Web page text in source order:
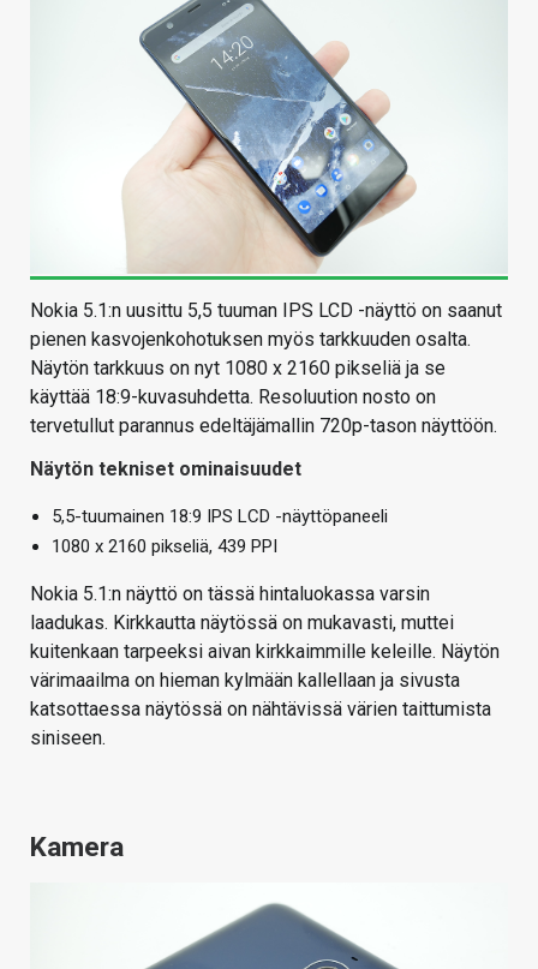
Nokia 5.1:n uusittu 5,5 tuuman IPS LCD -näyttö on saanut
pienen kasvojenkohotuksen myös tarkkuuden osalta.
Näytön tarkkuus on nyt 1080 x 2160 pikseliä ja se
käyttää 18:9-kuvasuhdetta. Resoluution nosto on
tervetullut parannus edeltäjämallin 720p-tason näyttöön.
Näytön tekniset ominaisuudet
5,5-tuumainen 18:9 IPS LCD -näyttöpaneeli
1080 x 2160 pikseliä, 439 PPI
Nokia 5.1:n näyttö on tässä hintaluokassa varsin
laadukas. Kirkkautta näytössä on mukavasti, muttei
kuitenkaan tarpeeksi aivan kirkkaimmille keleille. Näytön
värimaailma on hieman kylmään kallellaan ja sivusta
katsottaessa näytössä on nähtävissä värien taittumista
siniseen.
Kamera